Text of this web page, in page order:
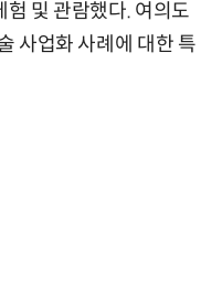
및 관람했다. 여의도
사업화 사례에 대한 특